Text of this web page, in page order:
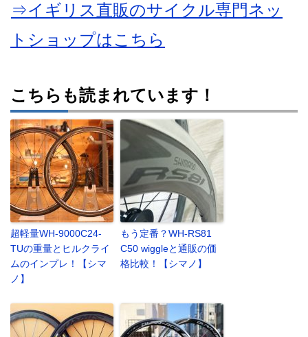
⇒イギリス直販のサイクル専門ネッ
トショップはこちら
こちらも読まれています！
超軽量WH-9000C24-
TUの重量とヒルクライ
ムのインプレ！【シマ
ノ】
もう定番？WH-RS81
C50 wiggleと通販の価
格比較！【シマノ】